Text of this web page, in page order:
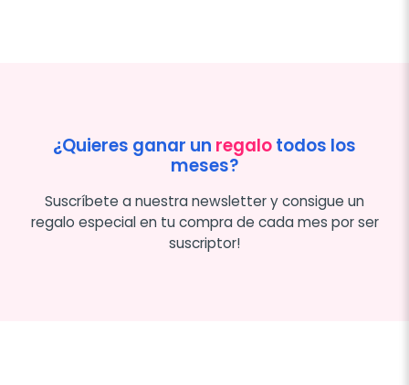
¿Quieres ganar un regalotodos los
meses?
Suscríbete a nuestra newsletter y consigue un
regalo especial en tu compra de cada mes por ser
suscriptor!